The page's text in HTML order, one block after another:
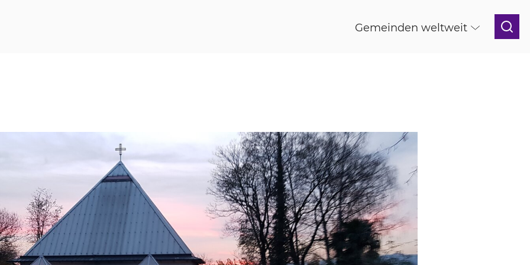
Gemeinden weltweit